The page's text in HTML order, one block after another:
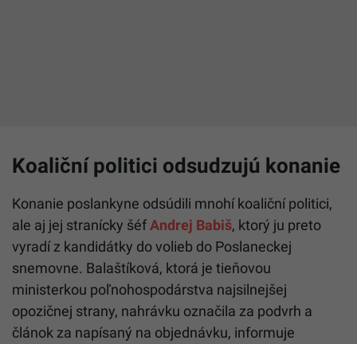
Koaliční politici odsudzujú konanie
Konanie poslankyne odsúdili mnohí koaliční politici,
ale aj jej stranícky šéfAndrej Babiš, ktorý ju preto
vyradí z kandidátky do volieb do Poslaneckej
snemovne. Balaštíková, ktorá je tieňovou
ministerkou poľnohospodárstva najsilnejšej
opozičnej strany, nahrávku označila za podvrh a
článok za napísaný na objednávku, informuje